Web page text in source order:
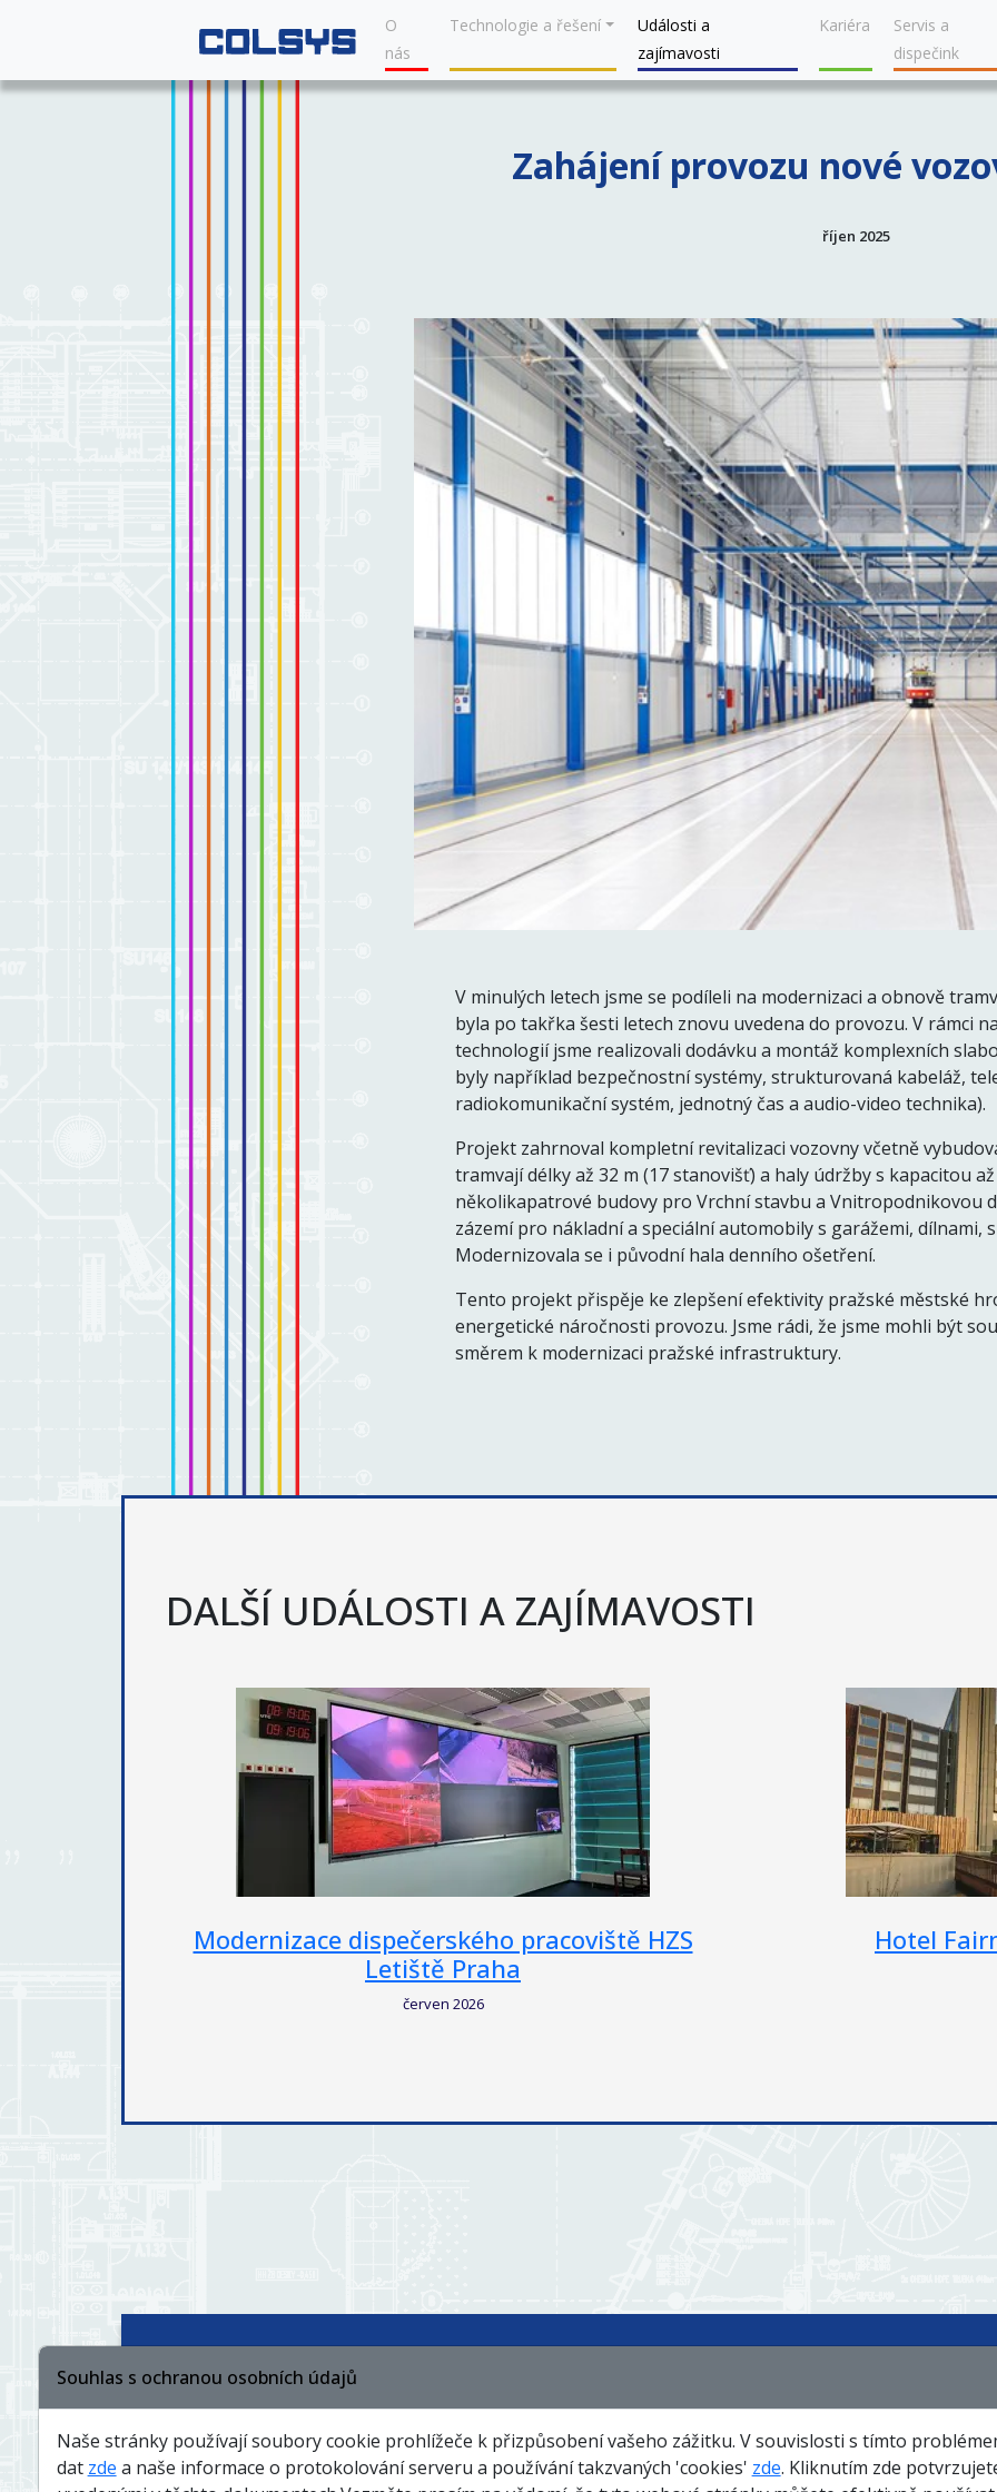
O
nás
Technologie a řešení
Události a
zajímavosti
Kariéra
Servis a
dispečink
Souhlas s ochranou osobních údajů
Naše stránky používají soubory cookie prohlížeče k přizpůsobení vašeho zážitku. V souvislosti s tímto
dat zde a naše informace o protokolování serveru a používání takzvaných 'cookies' zde. Kliknutím zde
Zahájení provozu nové
říjen 2025
V minulých letech jsme se podíleli na modernizaci a obnově
byla po takřka šesti letech znovu uvedena do provozu. V rámci
technologií jsme realizovali dodávku a montáž komplexních
byly například bezpečnostní systémy, strukturovaná kabeláž,
radiokomunikační systém, jednotný čas a audio-video technika).
Projekt zahrnoval kompletní revitalizaci vozovny včetně
tramvají délky až 32 m (17 stanovišť) a haly údržby s kapacitou
několikapatrové budovy pro Vrchní stavbu a Vnitropodnikovou
zázemí pro nákladní a speciální automobily s garážemi, dílnami,
Modernizovala se i původní hala denního ošetření.
Tento projekt přispěje ke zlepšení efektivity pražské městské
energetické náročnosti provozu. Jsme rádi, že jsme mohli být
směrem k modernizaci pražské infrastruktury.
DALŠÍ UDÁLOSTI A ZAJÍMAVOSTI
Hotel Fairmont Golden Prague
květen 2026
Varovný a
Čím se řídíme
Pro dodavatele Dotace Společenská odpovědnost Kariéra